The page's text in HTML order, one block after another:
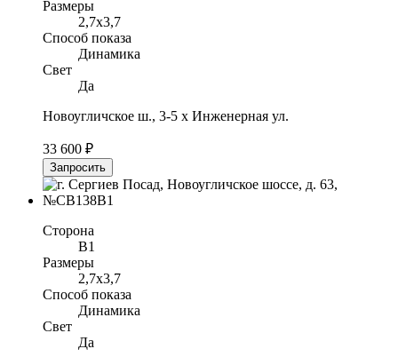
Размеры
2,7x3,7
Способ показа
Динамика
Свет
Да
Новоугличское ш., 3-5 х Инженерная ул.
33 600 ₽
Запросить
Сторона
B1
Размеры
2,7x3,7
Способ показа
Динамика
Свет
Да